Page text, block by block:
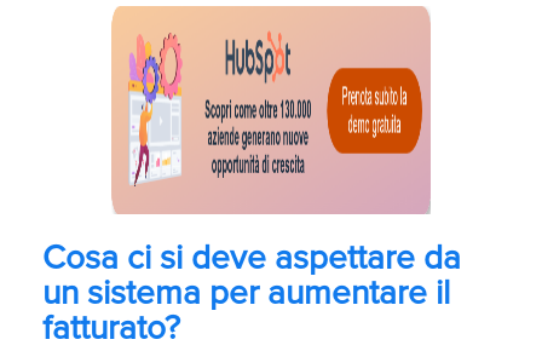
Cosa ci si deve aspettare da
un sistema per aumentare il
fatturato?